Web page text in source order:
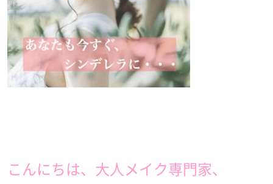
こんにちは、大人メイク専門家、